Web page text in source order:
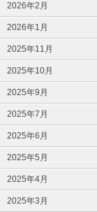
2026年2月
2026年1月
2025年11月
2025年10月
2025年9月
2025年7月
2025年6月
2025年5月
2025年4月
2025年3月